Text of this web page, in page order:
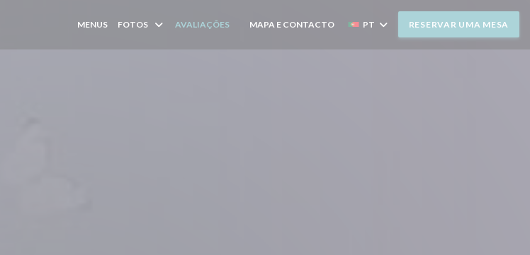
MENUS FOTOS AVALIAÇÕES ((ABRE NUMA NOVA JANELA))
MAPA E CONTACTO PT RESERVAR UMA MESA